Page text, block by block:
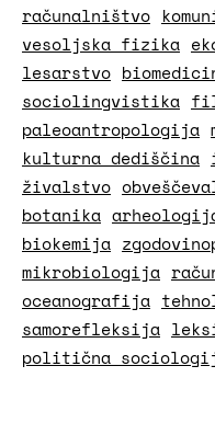
računalništvo
vesoljska fizika
lesarstvo
sociolingvistika
paleoantropologija
kulturna dediščina
živalstvo
botanika
biokemija
mikrobiologija
oceanografija
samorefleksija
politična